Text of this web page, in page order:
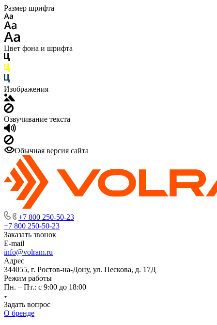
Размер шрифта
Цвет фона и шрифта
Изображения
Озвучивание текста
Обычная версия сайта
+7 800 250-50-23
+7 800 250-50-23
Заказать звонок
E-mail
info@volram.ru
Адрес
344055, г. Ростов-на-Дону, ул. Пескова, д. 17Д
Режим работы
Пн. – Пт.: с 9:00 до 18:00
Задать вопрос
О бренде